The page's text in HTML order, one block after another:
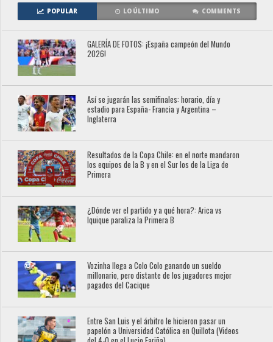
POPULAR LO ÚLTIMO COMMENTS
GALERÍA DE FOTOS: ¡España campeón del Mundo
2026!
Así se jugarán las semifinales: horario, día y
estadio para España- Francia y Argentina –
Inglaterra
Resultados de la Copa Chile: en el norte mandaron
los equipos de la B y en el Sur los de la Liga de
Primera
¿Dónde ver el partido y a qué hora?: Arica vs
Iquique paraliza la Primera B
Vozinha llega a Colo Colo ganando un sueldo
millonario, pero distante de los jugadores mejor
pagados del Cacique
Entre San Luis y el árbitro le hicieron pasar un
papelón a Universidad Católica en Quillota (Videos